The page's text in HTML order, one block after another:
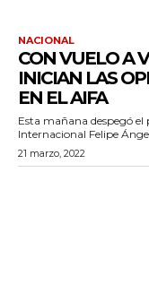
NACIONAL
CON VUELO A
INICIAN LAS
EN EL AIFA
Esta mañana despegó
Internacional Felipe
21 marzo, 2022